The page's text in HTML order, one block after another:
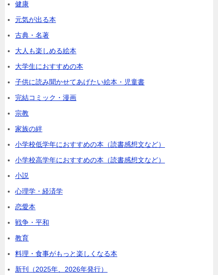
健康
元気が出る本
古典・名著
大人も楽しめる絵本
大学生におすすめの本
子供に読み聞かせてあげたい絵本・児童書
完結コミック・漫画
宗教
家族の絆
小学校低学年におすすめの本（読書感想文など）
小学校高学年におすすめの本（読書感想文など）
小説
心理学・経済学
恋愛本
戦争・平和
教育
料理・食事がもっと楽しくなる本
新刊（2025年、2026年発行）